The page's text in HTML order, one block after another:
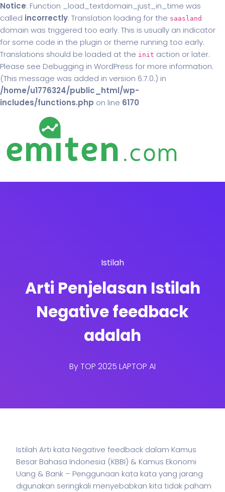
Notice: Function _load_textdomain_just_in_time was
called incorrectly. Translation loading for the saasland
domain was triggered too early. This is usually an indicator
for some code in the plugin or theme running too early.
Translations should be loaded at the init action or later.
Please see Debugging in WordPress for more information.
(This message was added in version 6.7.0.) in
/home/u1776324/public_html/wp-
includes/functions.php on line 6170
Istilah
Arti Penjelasan Istilah
Negative feedback
adalah
ByTOP 2025 LAPTOP AI
Istilah Arti kata Negative feedback dalam Kamus
Besar Bahasa Indonesia (KBBI) & Kamus Ekonomi
Uang & Bank – Penggunaan kata kata yang jarang
digunakan seringkali menyebabkan kita tidak paham